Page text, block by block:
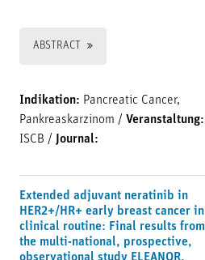
ABSTRACT
Indikation: Pancreatic Cancer,
Pankreaskarzinom / Veranstaltung:
ISCB / Journal:
Extended adjuvant neratinib in
HER2+/HR+ early breast cancer in
clinical routine: Final results from
the multi-national, prospective,